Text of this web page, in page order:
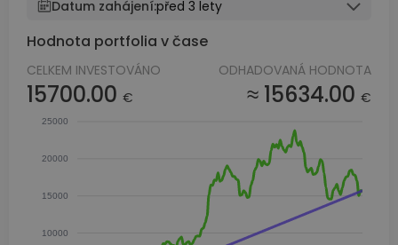
Datum zahájení:před 3 lety
Hodnota portfolia v čase
CELKEM INVESTOVÁNO
15700.00 €
ODHADOVANÁ HODNOTA
≈ 15634.00 €
25000
20000
15000
10000